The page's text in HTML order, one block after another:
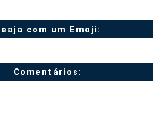
com um Emoji:
Comentários: